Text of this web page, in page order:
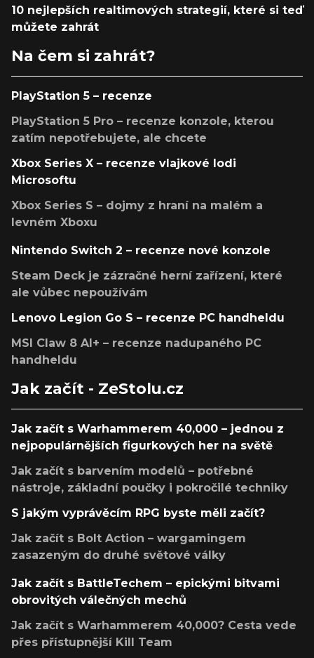
10 nejlepších realtimových strategií, které si teď
můžete zahrát
Na čem si zahrát?
PlayStation 5 – recenze
PlayStation 5 Pro – recenze konzole, kterou
zatím nepotřebujete, ale chcete
Xbox Series X – recenze vlajkové lodi
Microsoftu
Xbox Series S – dojmy z hraní na malém a
levném Xboxu
Nintendo Switch 2 – recenze nové konzole
Steam Deck je zázračné herní zařízení, které
ale vůbec nepoužívám
Lenovo Legion Go S – recenze PC handheldu
MSI Claw 8 AI+ – recenze nadupaného PC
handheldu
Jak začít - ZeStolu.cz
Jak začít s Warhammerem 40,000 – jednou z
nejpopulárnějších figurkových her na světě
Jak začít s barvením modelů – potřebné
nástroje, základní poučky i pokročilé techniky
S jakým vyprávěcím RPG byste měli začít?
Jak začít s Bolt Action – wargamingem
zasazeným do druhé světové války
Jak začít s BattleTechem – epickými bitvami
obrovitých válečných mechů
Jak začít s Warhammerem 40,000? Cesta vede
přes přístupnější Kill Team